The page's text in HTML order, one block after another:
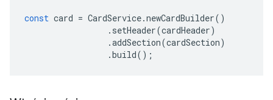
const card = CardService.newCardBuilder()
. setHeader(cardHeader)
.addSection(cardSection)
.build();